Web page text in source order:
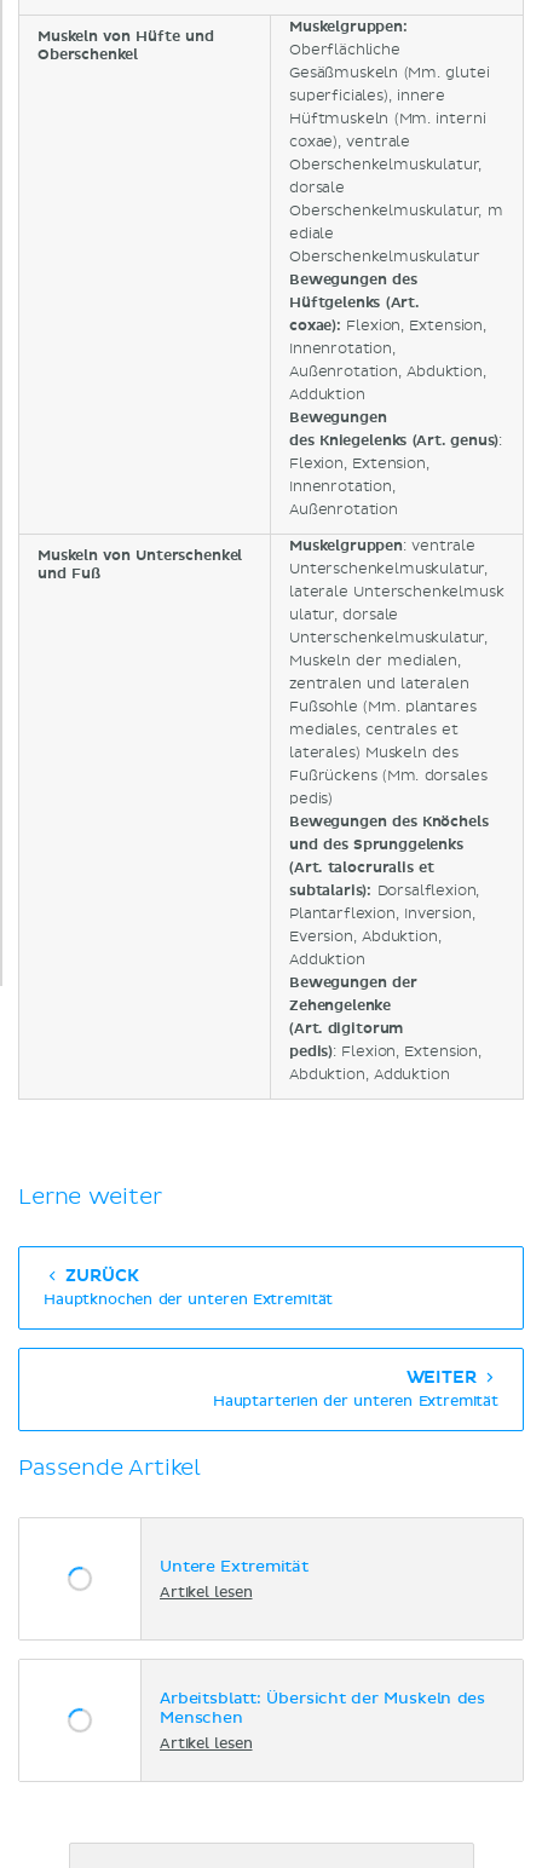
Muskeln von Hüfte und
Oberschenkel
Muskelgruppen:
Oberflächliche
Gesäßmuskeln (Mm. glutei
superficiales), innere
Hüftmuskeln (Mm. interni
coxae), ventrale
Oberschenkelmuskulatur,
dorsale
Oberschenkelmuskulatur, m
ediale
Oberschenkelmuskulatur
Bewegungen des
Hüftgelenks (Art.
coxae): Flexion, Extension,
Innenrotation,
Außenrotation, Abduktion,
Adduktion
Bewegungen
des Kniegelenks (Art. genus):
Flexion, Extension,
Innenrotation,
Außenrotation
Muskeln von Unterschenkel
und Fuß
Muskelgruppen: ventrale
Unterschenkelmuskulatur,
laterale Unterschenkelmusk
ulatur, dorsale
Unterschenkelmuskulatur,
Muskeln der medialen,
zentralen und lateralen
Fußsohle (Mm. plantares
mediales, centrales et
laterales) Muskeln des
Fußrückens (Mm. dorsales
pedis)
Bewegungen des Knöchels
und des Sprunggelenks
(Art. talocruralis et
subtalaris): Dorsalflexion,
Plantarflexion, Inversion,
Eversion, Abduktion,
Adduktion
Bewegungen der
Zehengelenke
(Art. digitorum
pedis): Flexion, Extension,
Abduktion, Adduktion
Lerne weiter
ZURÜCK
Hauptknochen der unteren Extremität
WEITER
Hauptarterien der unteren Extremität
Passende Artikel
Untere Extremität
Artikel lesen
Arbeitsblatt: Übersicht der Muskeln des
Menschen
Artikel lesen